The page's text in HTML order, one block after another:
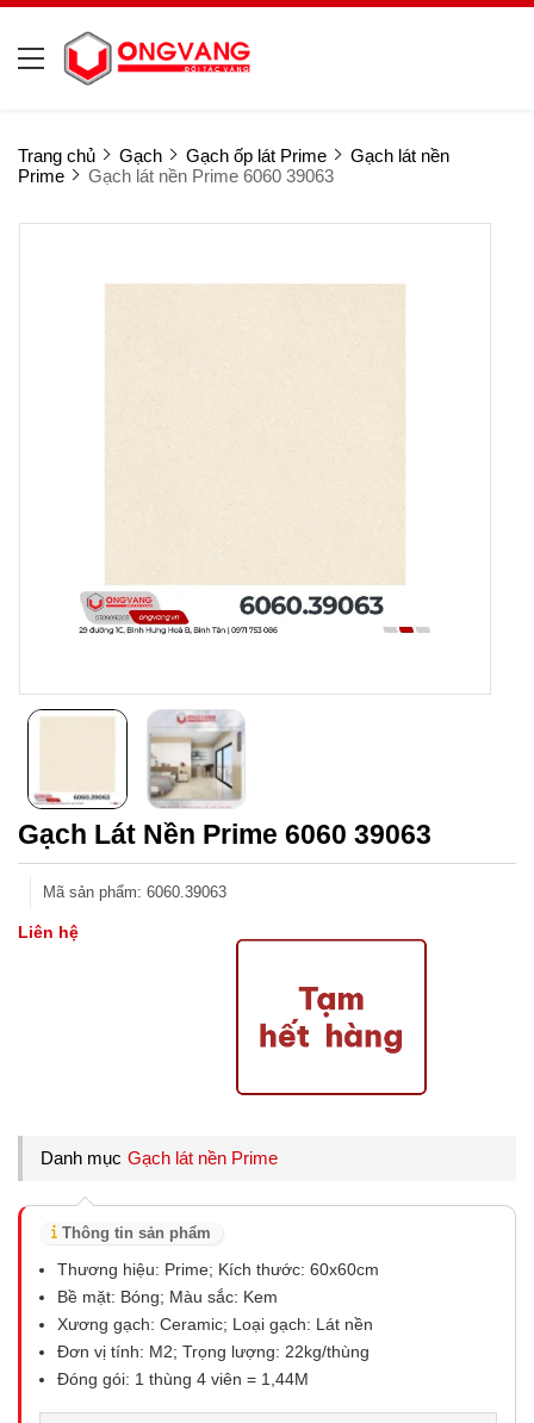
Trang chủ Gạch Gạch ốp lát Prime
Gạch lát nền
Prime
Gạch lát nền Prime 6060 39063
Gạch Lát Nền Prime 6060 39063
Mã sản phẩm: 6060.39063
Liên hệ
Danh mục Gạch lát nền Prime
Thông tin sản phẩm
Thương hiệu: Prime; Kích thước: 60x60cm
Bề mặt: Bóng; Màu sắc: Kem
Xương gạch: Ceramic; Loại gạch: Lát nền
Đơn vị tính: M2; Trọng lượng: 22kg/thùng
Đóng gói: 1 thùng 4 viên = 1,44M